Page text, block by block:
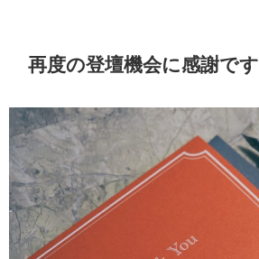
再度の登壇機会に感謝です